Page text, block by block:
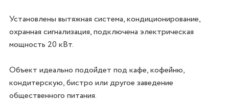
Установлены вытяжная система, кондиционирование,
охранная сигнализация, подключена электрическая
мощность 20 кВт.
Объект идеально подойдет под кафе, кофейню,
кондитерскую, бистро или другое заведение
общественного питания.